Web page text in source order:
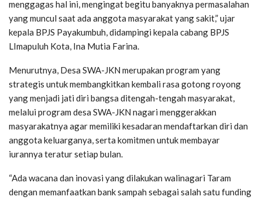
menggagas hal ini, mengingat begitu banyaknya permasalahan
yang muncul saat ada anggota masyarakat yang sakit,” ujar
kepala BPJS Payakumbuh, didampingi kepala cabang BPJS
LImapuluh Kota, Ina Mutia Farina.
Menurutnya, Desa SWA-JKN merupakan program yang
strategis untuk membangkitkan kembali rasa gotong royong
yang menjadi jati diri bangsa ditengah-tengah masyarakat,
melalui program desa SWA-JKN nagari menggerakkan
masyarakatnya agar memiliki kesadaran mendaftarkan diri dan
anggota keluarganya, serta komitmen untuk membayar
iurannya teratur setiap bulan.
“Ada wacana dan inovasi yang dilakukan walinagari Taram
dengan memanfaatkan bank sampah sebagai salah satu funding